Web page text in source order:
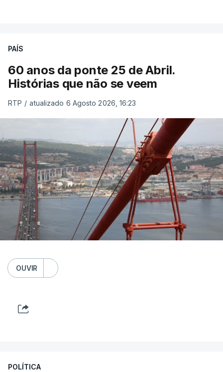
PAÍS
60 anos da ponte 25 de Abril.
Histórias que não se veem
RTP / atualizado 6 Agosto 2026, 16:23
OUVIR
POLÍTICA